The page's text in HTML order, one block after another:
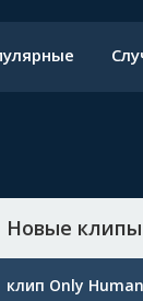
Новые клипы
клип Only